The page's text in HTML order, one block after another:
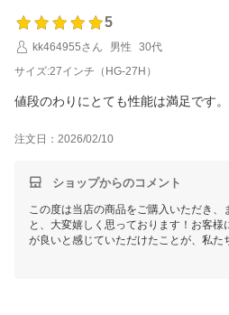
5
kk464955さん
男性
30代
サイズ:27インチ（HG-27H）
値段のわりにとても性能は満足です
注文日：2026/02/10
ショップからのコメント
この度は当店の商品をご購入いただき、
と、大変嬉しく思っております！お客様
が良いと感じていただけたことが、私た
今後もお客様にご満足いただけるよう